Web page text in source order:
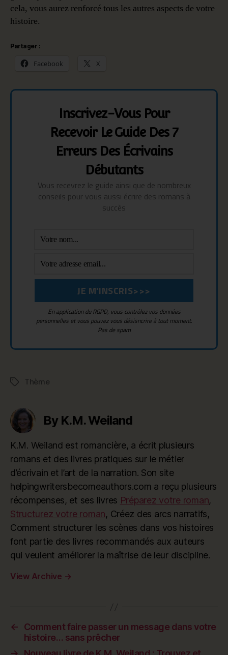
cela, vous aurez renforcé tous les autres aspects de votre
histoire.
Partager :
Facebook X
Inscrivez-Vous Pour
Recevoir Le Guide Des 7
Erreurs Des Écrivains
Débutants
Vous recevrez le guide ainsi que de nombreux
conseils pour vous aussi écrire des romans à
succès
En application du RGPD, vous contrôlez vos données
personnelles et vous pouvez vous désisncrire à tout moment.
Pas de spam
TagsThème
By K.M. Weiland
K.M. Weiland est romancière, a écrit plusieurs
romans et des livres pratiques sur le métier
d’écrivain et l’art de la narration. Son site
helpingwritersbecomeauthors.com a reçu plusieurs
récompenses, et ses livres Préparez votre roman,
Structurez votre roman, Créez des arcs narratifs,
Comment structurer les scènes dans vos histoires
font partie des livres recommandés aux auteurs
qui veulent améliorer la maîtrise de leur discipline.
View Archive →
←
Comment faire passer un message dans votre
histoire… sans prêcher